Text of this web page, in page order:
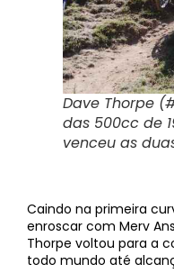
Dave Thorpe
das 500cc de
venceu as
Caindo na primeira
enroscar com Merv
Thorpe voltou para a
todo mundo até